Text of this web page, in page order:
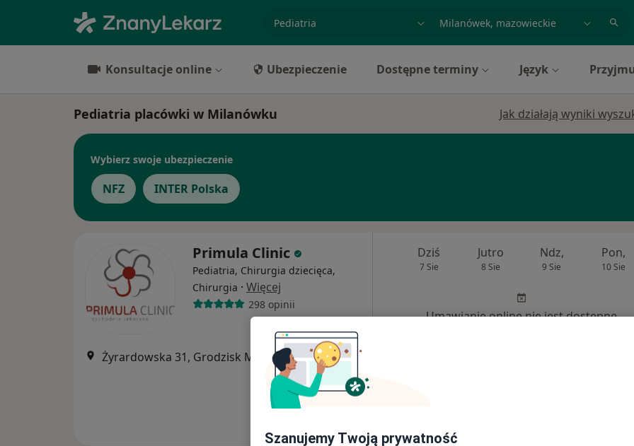
miasto lub dzielnica
Konsultacje online Ubezpieczenie Dostępne terminy Język
Pediatria placówki w Milanówku Jak działają wyniki
Wybierz swoje ubezpieczenie
NFZ INTER Polska
Primula Clinic
Pediatria, Chirurgia dziecięca,
Chirurgia · Więcej
298 opinii
Żyrardowska 31, Grodzisk Mazowiecki•Mapa
Dziś
7 Sie
Jutro
8 Sie
Ndz,
9 Sie
Pon,
10 Sie
Umawianie online nie jest dostępne
Szanujemy Twoją prywatność